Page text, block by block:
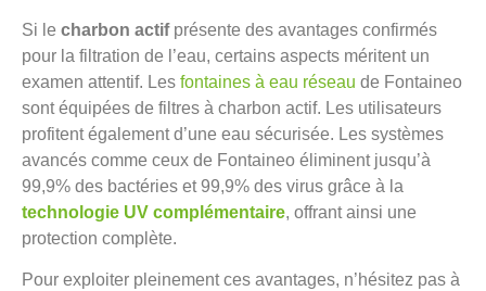
Si le charbon actifprésente des avantages confirmés
pour la filtration de l’eau, certains aspects méritent un
examen attentif. Les fontaines à eau réseau de Fontaineo
sont équipées de filtres à charbon actif. Les utilisateurs
profitent également d’une eau sécurisée. Les systèmes
avancés comme ceux de Fontaineo éliminent jusqu’à
99,9% des bactéries et 99,9% des virus grâce à la
technologie UV complémentaire, offrant ainsi une
protection complète.
Pour exploiter pleinement ces avantages, n’hésitez pas à